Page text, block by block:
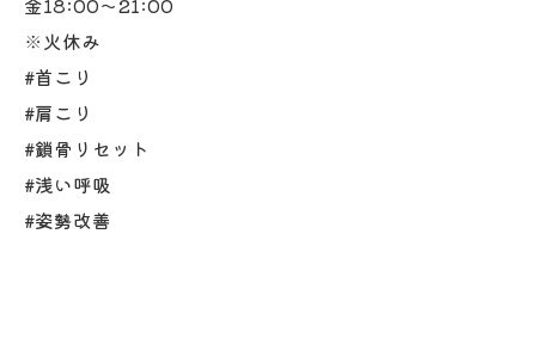
※火休み
#首こり
#肩こり
#鎖骨リセット
#浅い呼吸
#姿勢改善